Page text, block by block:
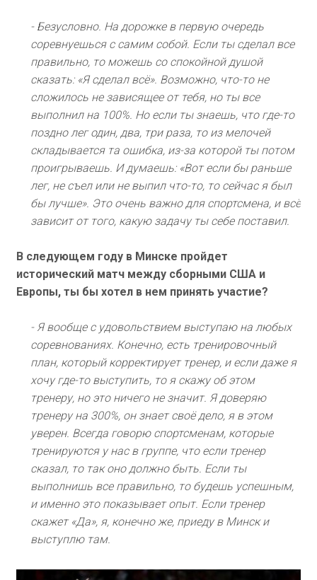
- Безусловно. На дорожке в первую очередь
соревнуешься с самим собой. Если ты сделал все
правильно, то можешь со спокойной душой
сказать: «Я сделал всё». Возможно, что-то не
сложилось не зависящее от тебя, но ты все
выполнил на 100%. Но если ты знаешь, что где-то
поздно лег один, два, три раза, то из мелочей
складывается та ошибка, из-за которой ты потом
проигрываешь. И думаешь: «Вот если бы раньше
лег, не съел или не выпил что-то, то сейчас я был
бы лучше». Это очень важно для спортсмена, и всё
зависит от того, какую задачу ты себе поставил.
В следующем году в Минске пройдет
исторический матч между сборными США и
Европы, ты бы хотел в нем принять участие?
- Я вообще с удовольствием выступаю на любых
соревнованиях. Конечно, есть тренировочный
план, который корректирует тренер, и если даже я
хочу где-то выступить, то я скажу об этом
тренеру, но это ничего не значит. Я доверяю
тренеру на 300%, он знает своё дело, я в этом
уверен. Всегда говорю спортсменам, которые
тренируются у нас в группе, что если тренер
сказал, то так оно должно быть. Если ты
выполнишь все правильно, то будешь успешным,
и именно это показывает опыт. Если тренер
скажет «Да», я, конечно же, приеду в Минск и
выступлю там.